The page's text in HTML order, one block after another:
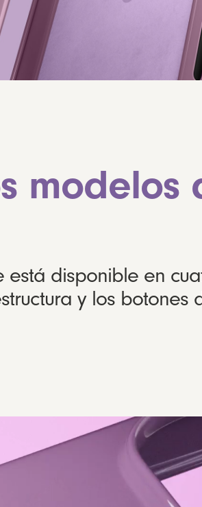
modelos
disponible en
y los botones